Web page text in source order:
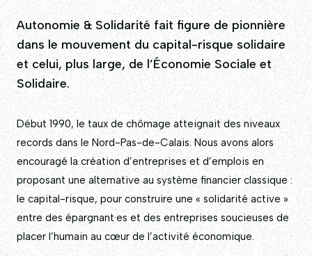
Autonomie & Solidarité fait figure de pionnière
dans le mouvement du capital-risque solidaire
et celui, plus large, de l’Économie Sociale et
Solidaire.
Début 1990, le taux de chômage atteignait des niveaux
records dans le Nord-Pas-de-Calais. Nous avons alors
encouragé la création d’entreprises et d’emplois en
proposant une alternative au système financier classique :
le capital-risque, pour construire une « solidarité active »
entre des épargnant·es et des entreprises soucieuses de
placer l’humain au cœur de l’activité économique.